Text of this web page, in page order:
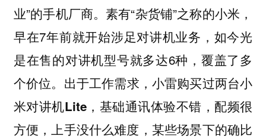
业”的手机厂商。素有“杂货铺”之称的小米，
早在7年前就开始涉足对讲机业务，如今光
是在售的对讲机型号就多达6种，覆盖了多
个价位。 出于工作需求，小雷购买过两台小
米对讲机Lite，基础通讯体验不错，配频很
方便，上手没什么难度，某些场景下的确比